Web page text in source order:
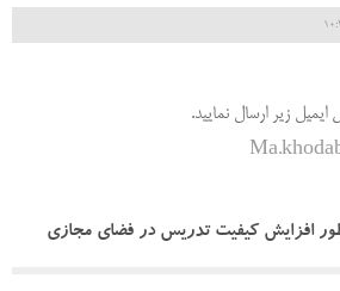
زیر ارسال نمایید.
افزایش کیفیت تدریس در فضای مجازی